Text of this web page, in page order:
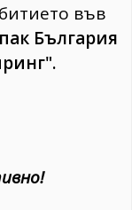
във
България